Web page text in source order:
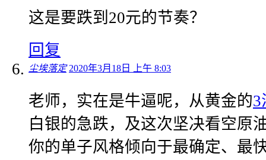
这是要跌到20元的节奏？
回复
尘埃落定 2020年3月18日 上午 8:03
老师，实在是牛逼呢，从黄金的3
白银的急跌，及这次坚决看空原
你的单子风格倾向于最确定、最